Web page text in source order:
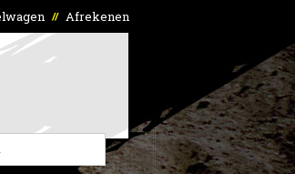
// Afrekenen